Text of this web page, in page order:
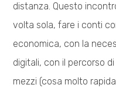
distanza. Questo
volta sola, fare i conti
economica, con la
digitali, con il percorso
mezzi (cosa molto